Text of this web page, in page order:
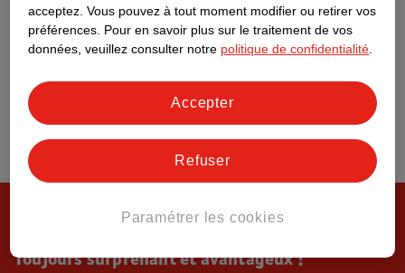
Toujours surprenant et avantageux !
acceptez. Vous pouvez à tout moment modifier ou retirer vos
préférences. Pour en savoir plus sur le traitement de vos
données, veuillez consulter notre politique de confidentialité
Paramétrer les cookies
Refuser
Accepter